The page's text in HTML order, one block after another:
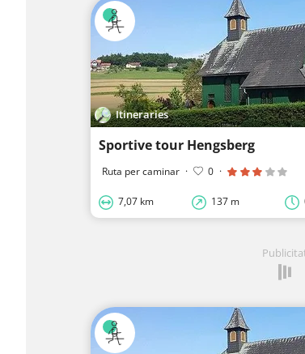
Itineraries
Sportive tour Hengsberg
Ruta per caminar · 0 ·
7,07 km 137 m